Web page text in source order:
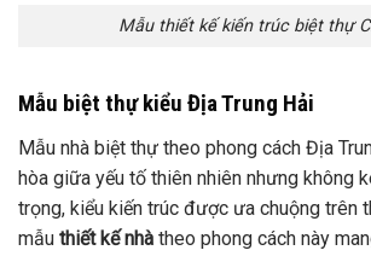
Mẫu thiết kế kiến trúc biệt thự
Mẫu biệt thự kiểu Địa Trung Hải
Mẫu nhà biệt thự theo phong cách Địa
hòa giữa yếu tố thiên nhiên nhưng không
trọng, kiểu kiến trúc được ưa chuộng trên
mẫu thiết kế nhà theo phong cách này